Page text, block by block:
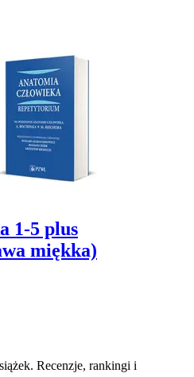
1-5 plus
miękka)
Recenzje, rankingi i